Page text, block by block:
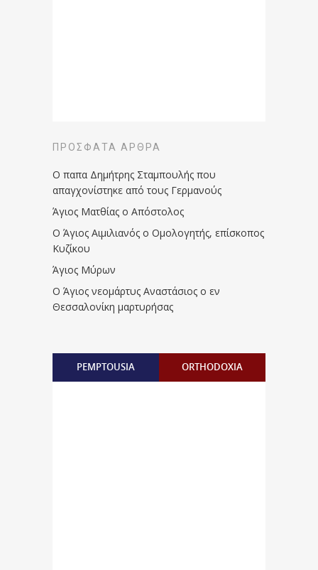
ΠΡΌΣΦΑΤΑ ΆΡΘΡΑ
Ο παπα Δημήτρης Σταμπουλής που
απαγχονίστηκε από τους Γερμανούς
Άγιος Ματθίας ο Απόστολος
Ο Άγιος Αιμιλιανός ο Ομολογητής, επίσκοπος
Κυζίκου
Άγιος Μύρων
Ο Άγιος νεομάρτυς Αναστάσιος ο εν
Θεσσαλονίκη μαρτυρήσας
PEMPTOUSIA ORTHODOXIA